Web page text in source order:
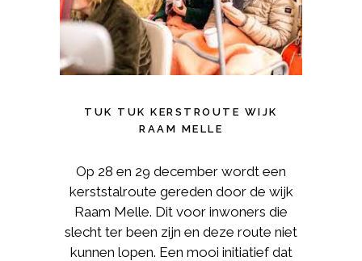
TUK TUK KERSTROUTE WIJK
RAAM MELLE
Op 28 en 29 december wordt een
kerststalroute gereden door de wijk
Raam Melle. Dit voor inwoners die
slecht ter been zijn en deze route niet
kunnen lopen. Een mooi initiatief dat